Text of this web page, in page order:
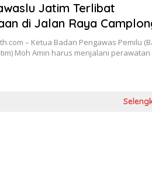
Jatim Terlibat
di Jalan Raya
– Ketua Badan Pengawas Pemilu
Moh Amin harus menjalani perawatan